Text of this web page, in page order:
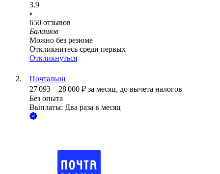
3.9
•
650 отзывов
Балашов
Можно без резюме
Откликнитесь среди первых
Откликнуться
Почтальон
27 093 – 28 000 ₽ за месяц, до вычета налогов
Без опыта
Выплаты: Два раза в месяц